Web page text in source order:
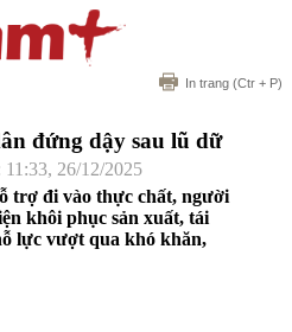
In trang (Ctr + P)
đứng dậy sau lũ dữ
26/12/2025
trợ đi vào thực chất, người
khôi phục sản xuất, tái
lực vượt qua khó khăn,